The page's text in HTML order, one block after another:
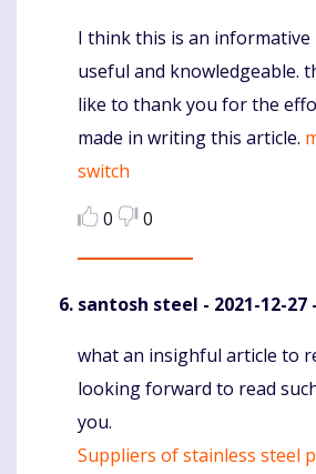
Komentaras
I think this is an informative
useful and knowledgeable.
like to thank you for the
made in writing this article.
switch
0
0
santosh steel - 2021-12-27
Komentaras
what an insighful article to
looking forward to read
you.
Suppliers of stainless steel